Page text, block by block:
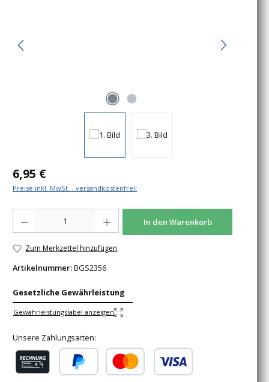
Regulärer Preis:
6,95 €
Preise inkl. MwSt. - versandkostenfrei!
In den Warenkorb
Zum Merkzettel hinzufügen
Artikelnummer:BGS2356
Gesetzliche Gewährleistung
Gewährleistungslabel anzeigen
Unsere Zahlungsarten: